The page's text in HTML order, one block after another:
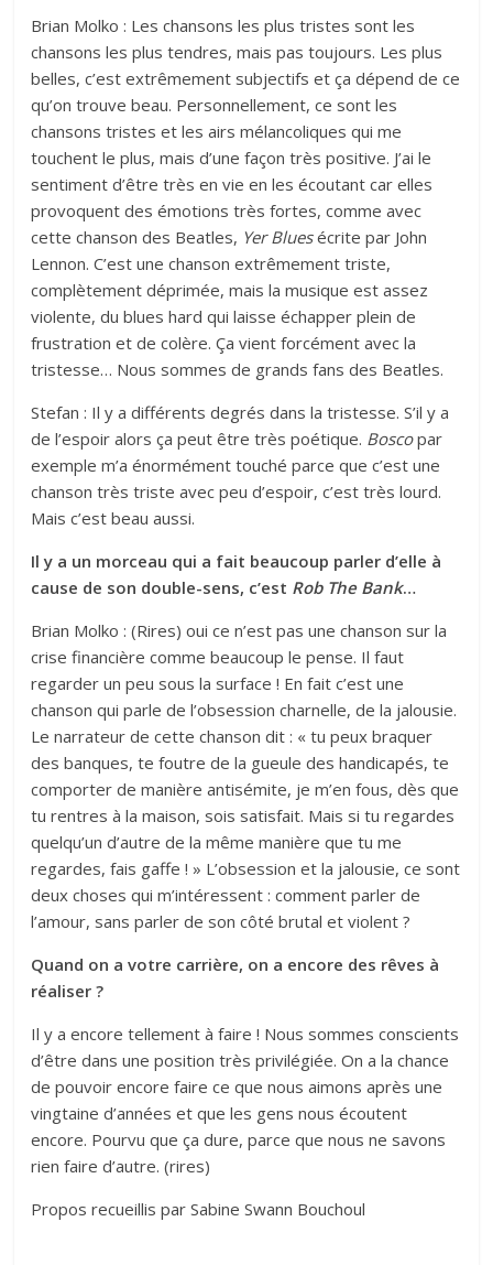
Brian Molko : Les chansons les plus tristes sont les
chansons les plus tendres, mais pas toujours. Les plus
belles, c’est extrêmement subjectifs et ça dépend de ce
qu’on trouve beau. Personnellement, ce sont les
chansons tristes et les airs mélancoliques qui me
touchent le plus, mais d’une façon très positive. J’ai le
sentiment d’être très en vie en les écoutant car elles
provoquent des émotions très fortes, comme avec
cette chanson des Beatles, Yer Bluesécrite par John
Lennon. C’est une chanson extrêmement triste,
complètement déprimée, mais la musique est assez
violente, du blues hard qui laisse échapper plein de
frustration et de colère. Ça vient forcément avec la
tristesse… Nous sommes de grands fans des Beatles.
Stefan : Il y a différents degrés dans la tristesse. S’il y a
de l’espoir alors ça peut être très poétique. Boscopar
exemple m’a énormément touché parce que c’est une
chanson très triste avec peu d’espoir, c’est très lourd.
Mais c’est beau aussi.
Il y a un morceau qui a fait beaucoup parler d’elle à
cause de son double-sens, c’est Rob The Bank…
Brian Molko : (Rires) oui ce n’est pas une chanson sur la
crise financière comme beaucoup le pense. Il faut
regarder un peu sous la surface ! En fait c’est une
chanson qui parle de l’obsession charnelle, de la jalousie.
Le narrateur de cette chanson dit : « tu peux braquer
des banques, te foutre de la gueule des handicapés, te
comporter de manière antisémite, je m’en fous, dès que
tu rentres à la maison, sois satisfait. Mais si tu regardes
quelqu’un d’autre de la même manière que tu me
regardes, fais gaffe ! » L’obsession et la jalousie, ce sont
deux choses qui m’intéressent : comment parler de
l’amour, sans parler de son côté brutal et violent ?
Quand on a votre carrière, on a encore des rêves à
réaliser ?
Il y a encore tellement à faire ! Nous sommes conscients
d’être dans une position très privilégiée. On a la chance
de pouvoir encore faire ce que nous aimons après une
vingtaine d’années et que les gens nous écoutent
encore. Pourvu que ça dure, parce que nous ne savons
rien faire d’autre. (rires)
Propos recueillis par Sabine Swann Bouchoul